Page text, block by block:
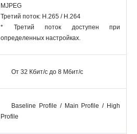
MJPEG
Третий поток: H.265 / H.264
* Третий поток доступен при
определенных настройках.
От 32 Кбит/с до 8 Мбит/с
Baseline Profile / Main Profile / High
Profile